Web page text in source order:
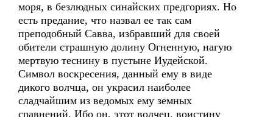
моря, в безлюдных синайских предгориях. Но
есть предание, что назвал ее так сам
преподобный Савва, избравший для своей
обители страшную долину Огненную, нагую
мертвую теснину в пустыне Иудейской.
Символ воскресения, данный ему в виде
дикого волчца, он украсил наиболее
сладчайшим из ведомых ему земных
сравнений. Ибо он, этот волчец, воистину